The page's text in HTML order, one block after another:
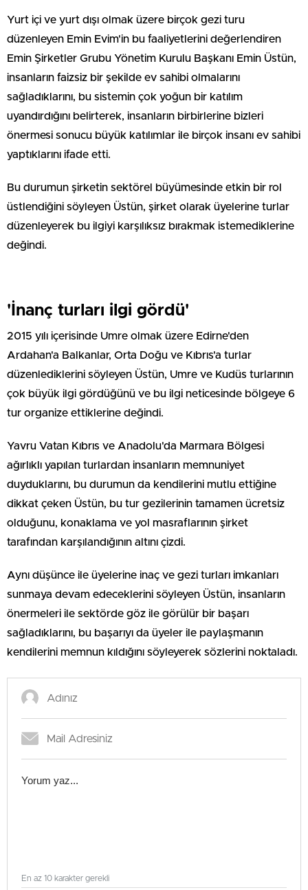
Yurt içi ve yurt dışı olmak üzere birçok gezi turu
düzenleyen Emin Evim'in bu faaliyetlerini değerlendiren
Emin Şirketler Grubu Yönetim Kurulu Başkanı Emin Üstün,
insanların faizsiz bir şekilde ev sahibi olmalarını
sağladıklarını, bu sistemin çok yoğun bir katılım
uyandırdığını belirterek, insanların birbirlerine bizleri
önermesi sonucu büyük katılımlar ile birçok insanı ev sahibi
yaptıklarını ifade etti.
Bu durumun şirketin sektörel büyümesinde etkin bir rol
üstlendiğini söyleyen Üstün, şirket olarak üyelerine turlar
düzenleyerek bu ilgiyi karşılıksız bırakmak istemediklerine
değindi.
'İnanç turları ilgi gördü'
2015 yılı içerisinde Umre olmak üzere Edirne'den
Ardahan'a Balkanlar, Orta Doğu ve Kıbrıs'a turlar
düzenlediklerini söyleyen Üstün, Umre ve Kudüs turlarının
çok büyük ilgi gördüğünü ve bu ilgi neticesinde bölgeye 6
tur organize ettiklerine değindi.
Yavru Vatan Kıbrıs ve Anadolu'da Marmara Bölgesi
ağırlıklı yapılan turlardan insanların memnuniyet
duyduklarını, bu durumun da kendilerini mutlu ettiğine
dikkat çeken Üstün, bu tur gezilerinin tamamen ücretsiz
olduğunu, konaklama ve yol masraflarının şirket
tarafından karşılandığının altını çizdi.
Aynı düşünce ile üyelerine inaç ve gezi turları imkanları
sunmaya devam edeceklerini söyleyen Üstün, insanların
önermeleri ile sektörde göz ile görülür bir başarı
sağladıklarını, bu başarıyı da üyeler ile paylaşmanın
kendilerini memnun kıldığını söyleyerek sözlerini noktaladı.
En az 10 karakter gerekli